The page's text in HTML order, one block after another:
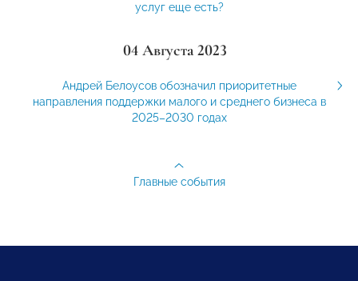
услуг еще есть?
04 Августа 2023
Андрей Белоусов обозначил приоритетные
направления поддержки малого и среднего бизнеса в
2025–2030 годах
Главные события